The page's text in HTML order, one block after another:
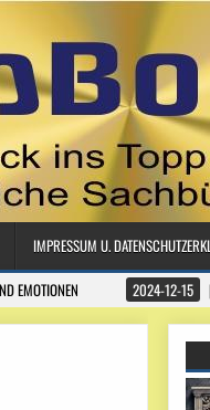
IMPRESSUM U.
EMOTIONEN 2024-12-15